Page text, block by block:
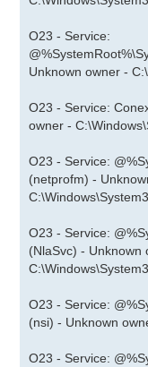
O23 - Service:
Unknown owner -
O23 - Service:
owner -
O23 - Service:
(netprofm) -
O23 - Service:
(NlaSvc) - Unknown
O23 - Service:
(nsi) - Unknown
O23 - Service: